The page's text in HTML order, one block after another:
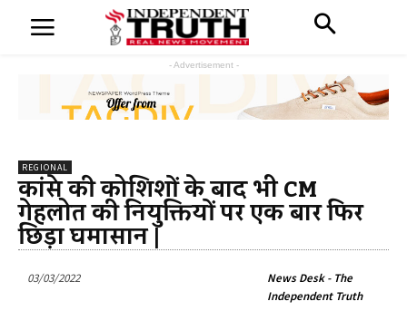
- Advertisement -
REGIONAL
कांग्रेस की कोशिशों के बाद भी CM
गेहलोत की नियुक्तियों पर एक बार फिर
छिड़ा घमासान |
03/03/2022
News Desk - The
Independent Truth